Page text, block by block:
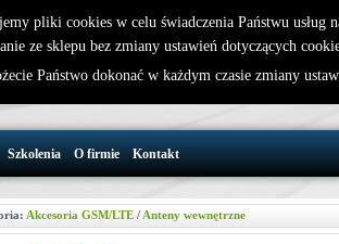
32 721 86 72
support@wirelesslan.com.pl
Szkolenia O firmie Kontakt
Akcesoria GSM/LTE / Anteny wewnętrzne
pliki cookies w celu świadczenia Państwu
ze sklepu bez zmiany ustawień dotyczących
Państwo dokonać w każdym czasie zmiany